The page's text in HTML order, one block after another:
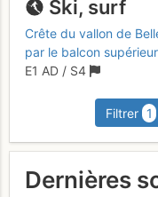
Ski, surf
Crête du vallon de
par le balcon
E1 AD / S4
Filtrer 1
Dernières